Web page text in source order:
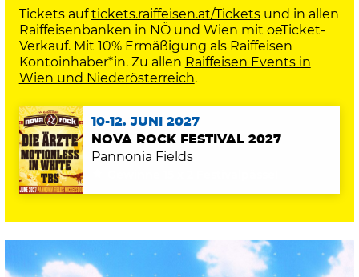
Tickets auftickets.raiffeisen.at/Ticketsund in allen
Raiffeisenbanken in NÖ und Wien mit oeTicket-
Verkauf. Mit 10% Ermäßigung als Raiffeisen
Kontoinhaber*in. Zu allen Raiffeisen Events in
Wien und Niederösterreich.
10-12. JUNI 2027
NOVA ROCK FESTIVAL 2027
Pannonia Fields